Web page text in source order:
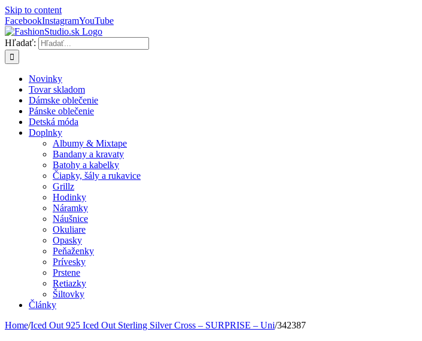
Skip to content
FacebookInstagramYouTube
Hľadať:
Novinky
Tovar skladom
Dámske oblečenie
Pánske oblečenie
Detská móda
Doplnky
Albumy & Mixtape
Bandany a kravaty
Batohy a kabelky
Čiapky, šály a rukavice
Grillz
Hodinky
Náramky
Náušnice
Okuliare
Opasky
Peňaženky
Prívesky
Prstene
Retiazky
Šiltovky
Články
Home/Iced Out 925 Iced Out Sterling Silver Cross – SURPRISE – Uni/342387